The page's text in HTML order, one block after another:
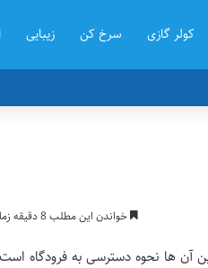
کولر گازی سرخ کن زیبایی
خواندن این مطلب 8 دقیقه زمان میبرد
آن ها نحوه دسترسی به فرودگاه